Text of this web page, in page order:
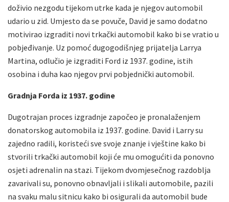
doživio nezgodu tijekom utrke kada je njegov automobil
udario u zid. Umjesto da se povuče, David je samo dodatno
motivirao izgraditi novi trkački automobil kako bi se vratio u
pobjeđivanje. Uz pomoć dugogodišnjeg prijatelja Larrya
Martina, odlučio je izgraditi Ford iz 1937. godine, istih
osobina i duha kao njegov prvi pobjednički automobil.
Gradnja Forda iz 1937. godine
Dugotrajan proces izgradnje započeo je pronalaženjem
donatorskog automobila iz 1937. godine. David i Larry su
zajedno radili, koristeći sve svoje znanje i vještine kako bi
stvorili trkački automobil koji će mu omogućiti da ponovno
osjeti adrenalin na stazi. Tijekom dvomjesečnog razdoblja
zavarivali su, ponovno obnavljali i slikali automobile, pazili
na svaku malu sitnicu kako bi osigurali da automobil bude